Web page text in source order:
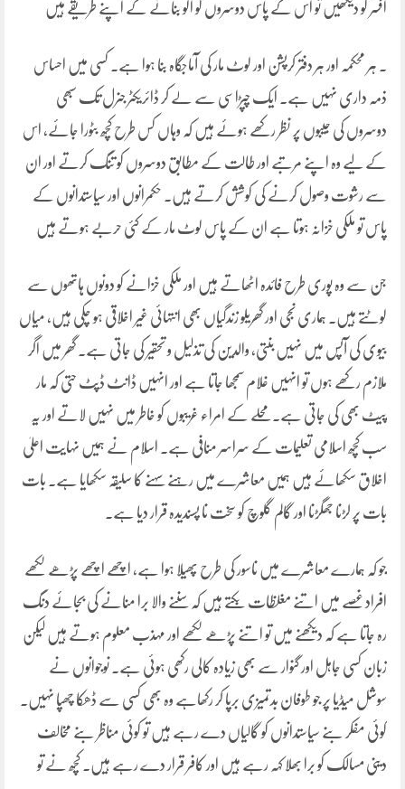
افسر کو دیکھیں تو اس کے پاس دوسروں کو الو بنانے کے اپنے طریقے ہیں
۔ ہر محکمہ اور ہر دفتر کرپشن اور لوٹ مار کی آماجگاہ بنا ہوا ہے۔ کسی میں احساس
ذمہ داری نہیں ہے۔ ایک چپڑاسی سے لے کر ڈائریکٹر جنرل تک سبھی
دوسروں کی جیبوں پر نظر رکھے ہوئے ہیں کہ وہاں کس طرح کچھ بٹورا جائے، اس
کے لیے وہ اپنے مرتبے اور طالت کے مطابق دوسروں کو تنگ کرتے اور ان
سے رشوت وصول کرنے کی کوشش کرتے ہیں۔ حکمرانوں اور سیاستدانوں کے
پاس تو ملکی خزانہ ہوتا ہے ان کے پاس لوٹ مار کے کئی حربے ہوتے ہیں
جن سے وہ پوری طرح فائدہ اٹھاتے ہیں اور ملکی خزانے کو دونوں ہاتھوں سے
لوٹتے ہیں۔ ہماری نجی اور گھریلو زندگیاں بھی انتہائی غیر اخلاقی ہو چکی ہیں، میاں
بیوی کی آپس میں نہیں بنتی، والدین کی تذلیل و تحقیر کی جاتی ہے۔ گھر میں اگر
ملازم رکھے ہوں تو انہیں غلام سمجھا جاتا ہے اور انہیں ڈانٹ ڈپٹ حتی کہ مار
پیٹ بھی کی جاتی ہے۔محلے کے امراء غریبوں کو خاطر میں نہیں لاتے اور یہ
سب کچھ اسلامی تعلیمات کے سراسر منافی ہے۔ اسلام نے ہمیں نہایت اعلیٰ
اخلاق سکھائے ہیں ہمیں معاشرے میں رہنے سہنے کا سلیقہ سکھایا ہے۔ بات
بات پر لڑنا جھگڑنا اور گالم گلوچ کو سخت نا پسندیدہ قرار دیا ہے۔
جو کہ ہمارے معاشرے میں ناسور کی طرح پھیلا ہوا ہے، اچھے اچھے پڑھے لکھے
افراد غصے میں اتنے مغلظات بکتے ہیں کہ سننے والا برا منانے کی بجائے دنگ
رہ جاتا ہے کہ دیکھنے میں تو اتنے پڑھے لکھے اور مہذب معلوم ہوتے ہیں لیکن
زبان کسی جاہل اور گنوار سے بھی زیادہ کالی رکھی ہوئی ہے۔ نوجوانوں نے
سوشل میڈیا پر جو طوفان بدتمیزی برپا کر رکھاہے وہ بھی کسی سے ڈھکا چھپا نہیں۔
کوئی مفکر بنے سیاستدانوں کو گالیاں دے رہے ہیں تو کوئی مناظر بنے مخالف
دینی مسالک کو برا بھلا کہہ رہے ہیں اور کافر قرار دے رہے ہیں۔ کچھ نے تو